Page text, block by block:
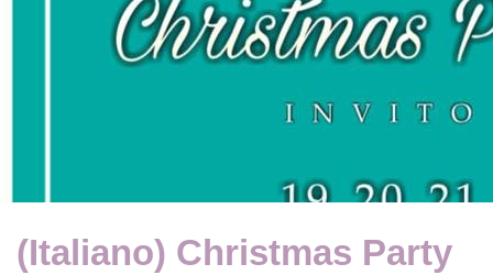
(Italiano) Christmas Party